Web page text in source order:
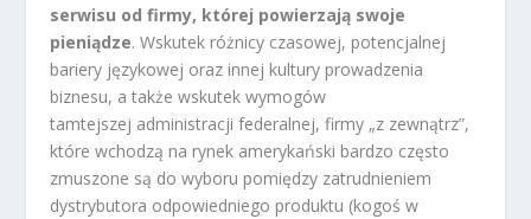
serwisu od firmy, której powierzają swoje
pieniądze. Wskutek różnicy czasowej, potencjalnej
bariery językowej oraz innej kultury prowadzenia
biznesu, a także wskutek wymogów
tamtejszej administracji federalnej, firmy „z zewnątrz”,
które wchodzą na rynek amerykański bardzo często
zmuszone są do wyboru pomiędzy zatrudnieniem
dystrybutora odpowiedniego produktu (kogoś w